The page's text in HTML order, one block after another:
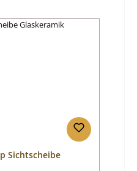
Sichtscheibe